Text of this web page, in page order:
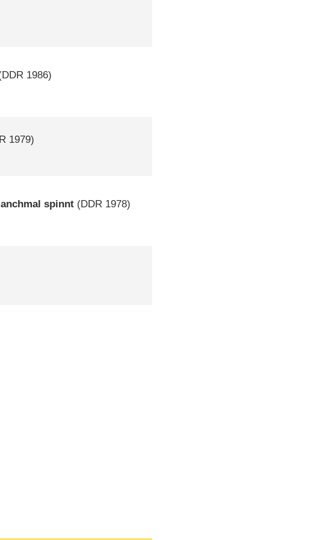
DDR 1986)
1979)
spinnt (DDR 1978)